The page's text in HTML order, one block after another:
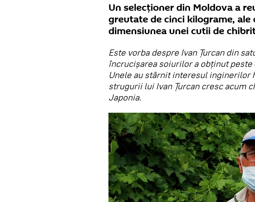
Un selecționer din Moldova a
greutate de cinci kilograme,
dimensiunea unei cutii de
Este vorba despre Ivan Țurcan din
încrucișarea soiurilor a obținut
Unele au stârnit interesul
strugurii lui Ivan Țurcan cresc acum
Japonia.